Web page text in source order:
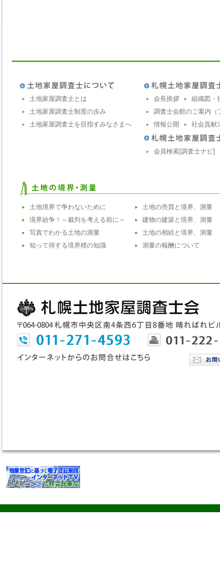
土地家屋調査士とは
土地家屋調査士制度の歩み
土地家屋調査士を目指すみなさまへ
会長挨拶
組織図・
調査士会館のご案内（
情報公開
社会貢献
会員検索[調査士ナビ]
土地境界で争わないために
境界紛争！～裁判を考える前に～
写真でわかる土地の測量
知って得する境界標の知識
土地の売買と境界、測量
建物の建築と境界、測量
土地の相続と境界、測量
測量の報酬について